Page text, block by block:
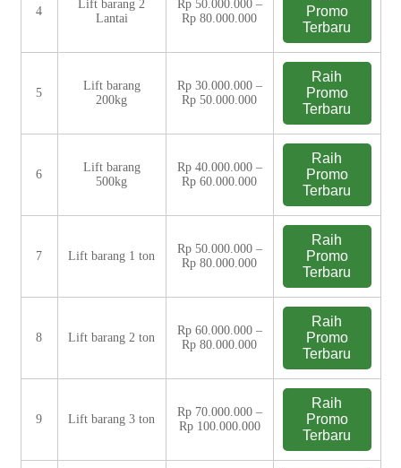
4
Lift barang 2
Lantai
Rp 50.000.000 –
Rp 80.000.000
Promo
Terbaru
5
Lift barang
200kg
Rp 30.000.000 –
Rp 50.000.000
Raih
Promo
Terbaru
6
Lift barang
500kg
Rp 40.000.000 –
Rp 60.000.000
Raih
Promo
Terbaru
7 Lift barang 1 ton
Rp 50.000.000 –
Rp 80.000.000
Raih
Promo
Terbaru
8 Lift barang 2 ton
Rp 60.000.000 –
Rp 80.000.000
Raih
Promo
Terbaru
9 Lift barang 3 ton
Rp 70.000.000 –
Rp 100.000.000
Raih
Promo
Terbaru